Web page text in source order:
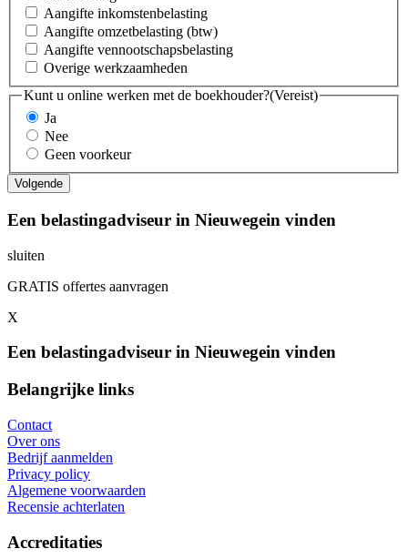
Aangifte inkomstenbelasting
Aangifte omzetbelasting (btw)
Aangifte vennootschapsbelasting
Overige werkzaamheden
Kunt u online werken met de boekhouder?(Vereist)
Ja
Nee
Geen voorkeur
Een belastingadviseur in Nieuwegein vinden
sluiten
GRATIS offertes aanvragen
X
Een belastingadviseur in Nieuwegein vinden
Belangrijke links
Contact
Over ons
Bedrijf aanmelden
Privacy policy
Algemene voorwaarden
Recensie achterlaten
Accreditaties